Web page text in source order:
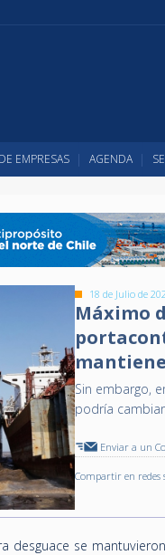
EMPRESAS AGENDA
18 de Julio de
Máximo
Sin embargo,
podría
Enviar a un
Compartir en redes
desguace se